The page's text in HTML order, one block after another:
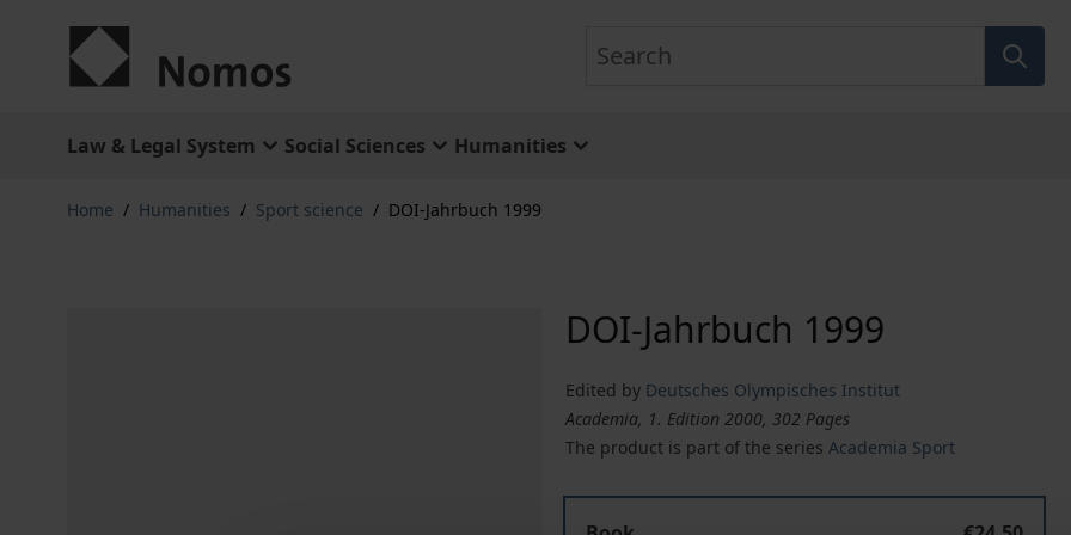
Law & Legal System Social Sciences Humanities
Home / Humanities / Sport science / DOI-Jahrbuch 1999
DOI-Jahrbuch 1999
Edited by Deutsches Olympisches Institut
Academia, 1. Edition 2000, 302 Pages
The product is part of the seriesAcademia Sport